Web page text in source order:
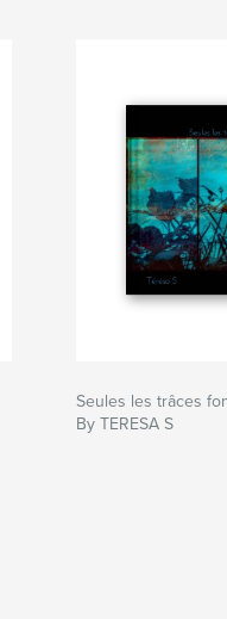
Seules les trâces
By TERESA S